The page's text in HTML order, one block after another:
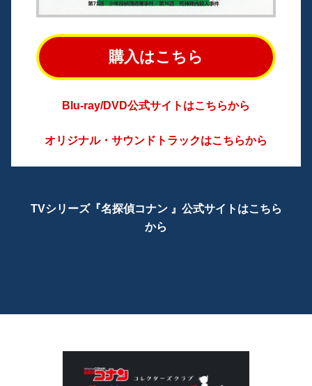
購入はこちら
Blu-ray/DVD公式サイトはこちらから
オリジナル・サウンドトラックはこちらから
TVシリーズ『名探偵コナン 』公式サイトはこちら
から